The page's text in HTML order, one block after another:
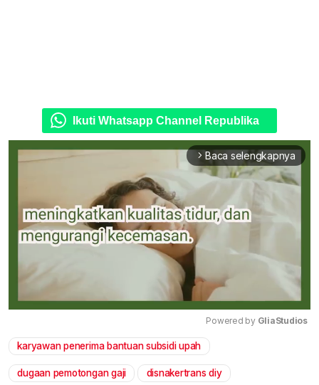
Ikuti Whatsapp Channel Republika
arrow_forward_ios Baca selengkapnya
Powered by GliaStudios
karyawan penerima bantuan subsidi upah
dugaan pemotongan gaji disnakertrans diy